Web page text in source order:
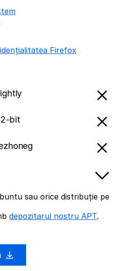
Firefox
bit
sau orice distribuție pe
depozitarul nostru APT.